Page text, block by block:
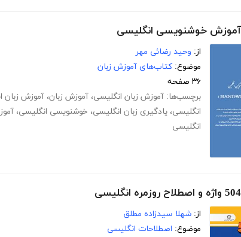
آموزش خوشنویسی انگلیسی
از: وحید رضائی مهر
موضوع: کتاب‌های آموزش زبان
۳۶ صفحه
برچسب‌ها: آموزش زبان انگلیسی، آموزش زبان، آموزش زبان
انگلیسی، یادگیری زبان انگلیسی، خوشنویسی انگلیسی،
انگلیسی
از: شهلا سیدزاده مطلق
موضوع: اصطلاحات انگلیسی